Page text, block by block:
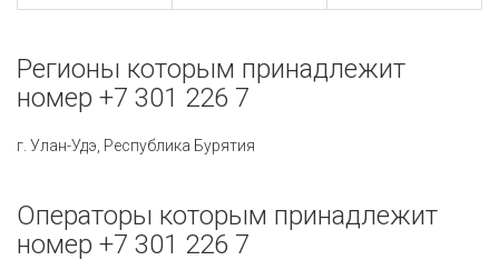
Регионы которым принадлежит
номер +7 301 226 7
г. Улан-Удэ, Республика Бурятия
Операторы которым принадлежит
номер +7 301 226 7